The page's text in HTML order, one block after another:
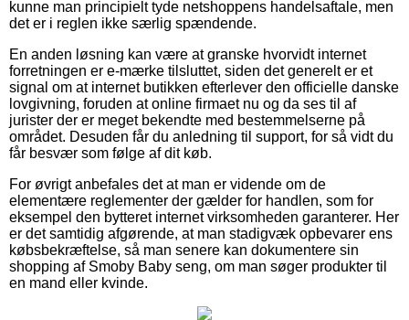
kunne man principielt tyde netshoppens handelsaftale, men
det er i reglen ikke særlig spændende.
En anden løsning kan være at granske hvorvidt internet
forretningen er e-mærke tilsluttet, siden det generelt er et
signal om at internet butikken efterlever den officielle danske
lovgivning, foruden at online firmaet nu og da ses til af
jurister der er meget bekendte med bestemmelserne på
området. Desuden får du anledning til support, for så vidt du
får besvær som følge af dit køb.
For øvrigt anbefales det at man er vidende om de
elementære reglementer der gælder for handlen, som for
eksempel den bytteret internet virksomheden garanterer. Her
er det samtidig afgørende, at man stadigvæk opbevarer ens
købsbekræftelse, så man senere kan dokumentere sin
shopping af Smoby Baby seng, om man søger produkter til
en mand eller kvinde.